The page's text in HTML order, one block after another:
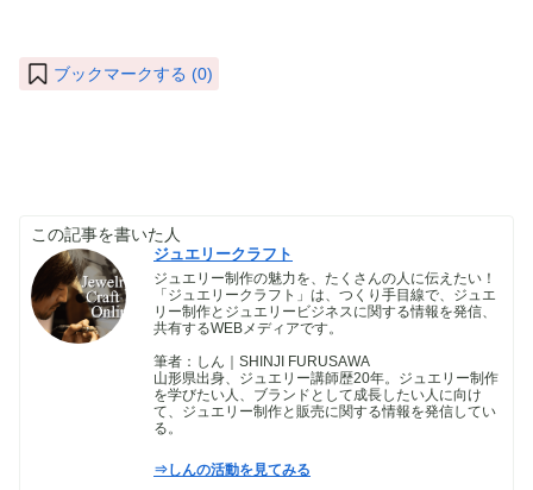
ブックマークする (0)
この記事を書いた人
ジュエリークラフト
ジュエリー制作の魅力を、たくさんの人に伝えたい！
「ジュエリークラフト」は、つくり手目線で、ジュエ
リー制作とジュエリービジネスに関する情報を発信、
共有するWEBメディアです。
筆者：しん｜SHINJI FURUSAWA
山形県出身、ジュエリー講師歴20年。ジュエリー制作
を学びたい人、ブランドとして成長したい人に向け
て、ジュエリー制作と販売に関する情報を発信してい
る。
⇒しんの活動を見てみる